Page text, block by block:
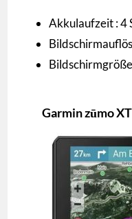
Akkulaufzeit : 4
Garmin zūmo